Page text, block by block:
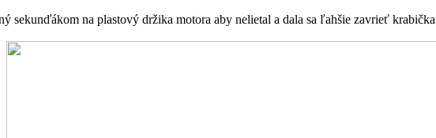
sekunďákom na plastový držika motora aby nelietal a dala sa ľahšie zavrieť